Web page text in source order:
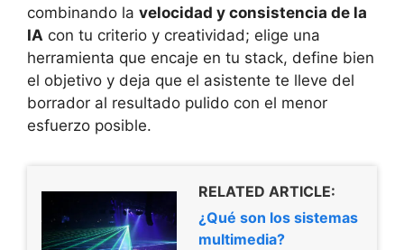
combinando la velocidad y consistencia de la
IA con tu criterio y creatividad; elige una
herramienta que encaje en tu stack, define bien
el objetivo y deja que el asistente te lleve del
borrador al resultado pulido con el menor
esfuerzo posible.
RELATED ARTICLE:
¿Qué son los sistemas
multimedia?